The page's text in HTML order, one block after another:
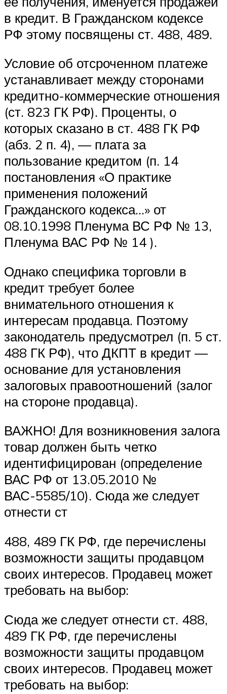
в кредит. В Гражданском кодексе
РФ этому посвящены ст. 488, 489.
Условие об отсроченном платеже
устанавливает между сторонами
кредитно-коммерческие отношения
(ст. 823 ГК РФ). Проценты, о
которых сказано в ст. 488 ГК РФ
(абз. 2 п. 4), — плата за
пользование кредитом (п. 14
постановления «О практике
применения положений
Гражданского кодекса…» от
08.10.1998 Пленума ВС РФ № 13,
Пленума ВАС РФ № 14 ).
Однако специфика торговли в
кредит требует более
внимательного отношения к
интересам продавца. Поэтому
законодатель предусмотрел (п. 5 ст.
488 ГК РФ), что ДКПТ в кредит —
основание для установления
залоговых правоотношений (залог
на стороне продавца).
ВАЖНО! Для возникновения залога
товар должен быть четко
идентифицирован (определение
ВАС РФ от 13.05.2010 №
ВАС-5585/10). Сюда же следует
отнести ст
488, 489 ГК РФ, где перечислены
возможности защиты продавцом
своих интересов. Продавец может
требовать на выбор:
Сюда же следует отнести ст. 488,
489 ГК РФ, где перечислены
возможности защиты продавцом
своих интересов. Продавец может
требовать на выбор: